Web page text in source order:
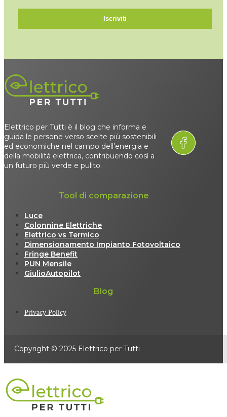
Iscriviti
Elettrico per Tutti è il blog che informa e
guida le persone verso scelte più sostenibili
ed economiche nel campo dell’energia e
della mobilità elettrica, contribuendo così a
un futuro più verde e pulito.
Tool di comparazione
Luce
Colonnine Elettriche
Elettrico vs Termico
Dimensionamento Impianto Fotovoltaico
Fringe Benefit
PUN Mensile
GiulioAutopilot
Blog
Privacy Policy
Copyright © 2025 Elettrico per Tutti